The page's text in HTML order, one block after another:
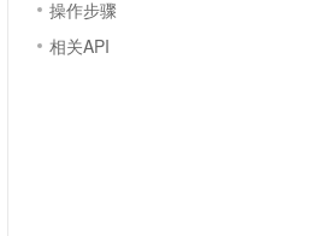
操作步骤
相关API